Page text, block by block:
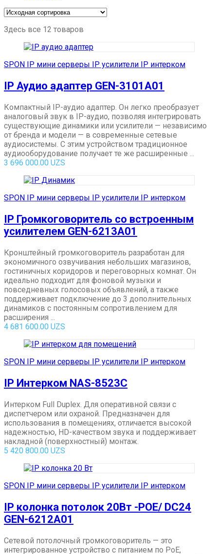
Здесь все 12 товаров
SPON IP мини серверы IP усилители IP интерком
IP Аудио адаптер GEN-3101A01
Компактный IP-аудио адаптер. Он легко преобразует
аналоговый звук в IP-аудио, позволяя интегрировать
существующие динамики или усилители — независимо
от бренда и модели — в современные сетевые
аудиосистемы. С этим устройством традиционное
аудиооборудование получает те же расширенные ...
3 696 000.00 UZS
SPON IP мини серверы IP усилители IP интерком
IP Громкоговоритель со встроенным
усилителем GEN-6213A01
Кронштейный громкоговоритель разработан для
экономичного озвучивания небольших магазинов,
гостиничных коридоров и переговорных комнат. Он
идеально подходит для фоновой музыки и
повседневных голосовых объявлений, а также
поддерживает подключение до 3 дополнительных
динамиков с постоянным сопротивлением для
расширения ...
4 681 600.00 UZS
SPON IP мини серверы IP усилители IP интерком
IP Интерком NAS-8523C
Интерком Full Duplex. Для оперативной связи с
диспетчером или охраной. Предназначен для
использования в помещениях, отличается высокой
надежностью, HD-качеством звука и поддерживает
накладной (поверхностный) монтаж.
5 420 800.00 UZS
SPON IP мини серверы IP усилители IP интерком
IP колонка потолок 20Вт -POE/ DC24
GEN-6212A01
Сетевой потолочный громкоговоритель — это
интегрированное устройство с питанием по PoE,